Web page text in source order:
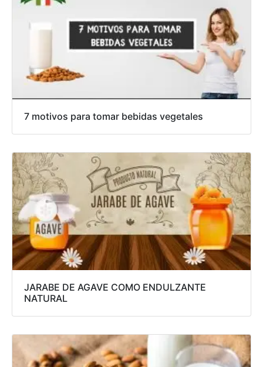
7 motivos para tomar bebidas vegetales
JARABE DE AGAVE COMO ENDULZANTE
NATURAL